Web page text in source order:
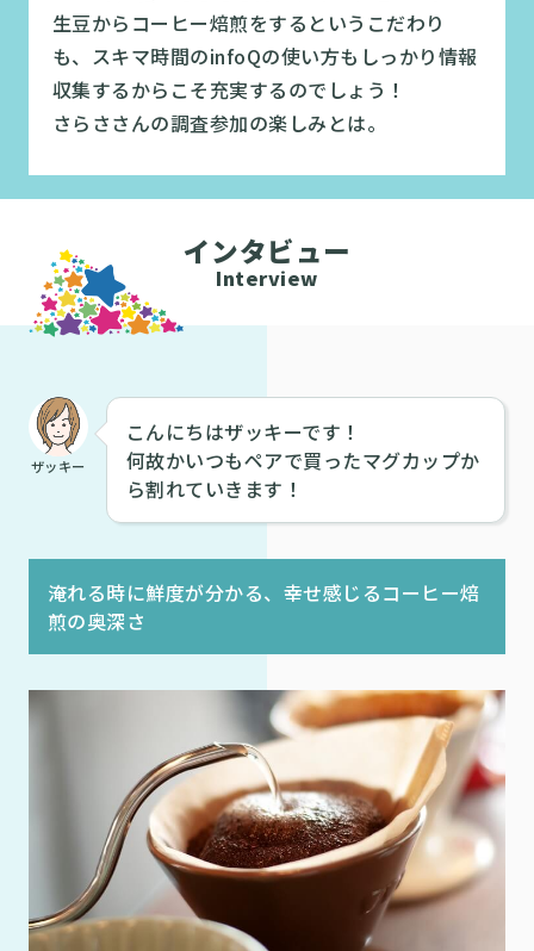
生豆からコーヒー焙煎をするというこだわり
も、スキマ時間のinfoQの使い方もしっかり情報
収集するからこそ充実するのでしょう！
さらささんの調査参加の楽しみとは。
インタビュー
Interview
ザッキー
こんにちはザッキーです！
何故かいつもペアで買ったマグカップか
ら割れていきます！
淹れる時に鮮度が分かる、幸せ感じるコーヒー焙
煎の奥深さ